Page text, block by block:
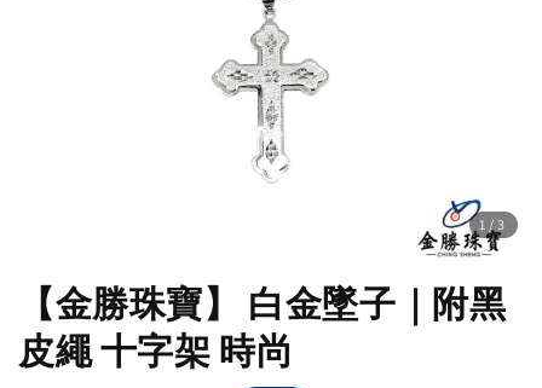
1 /3
【金勝珠寶】 白金墜子｜附黑
皮繩 十字架 時尚